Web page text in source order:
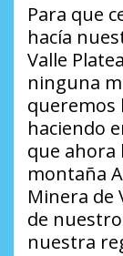
Para que
hacía
Valle
ninguna
queremos
haciendo
que ahora
montaña
Minera de
de
nuestra